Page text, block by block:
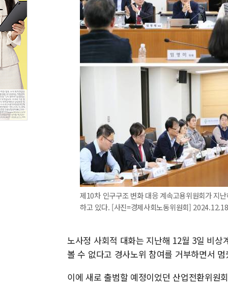
제10차 인구구조 변화 대응 계속고용위원회가 지
하고 있다. [사진=경제사회노동위원회]
노사정 사회적 대화는 지난해 12월 3일 비
볼 수 없다고 경사노위 참여를 거부하면서 멈
이에 새로 출범할 예정이었던 산업전환위원